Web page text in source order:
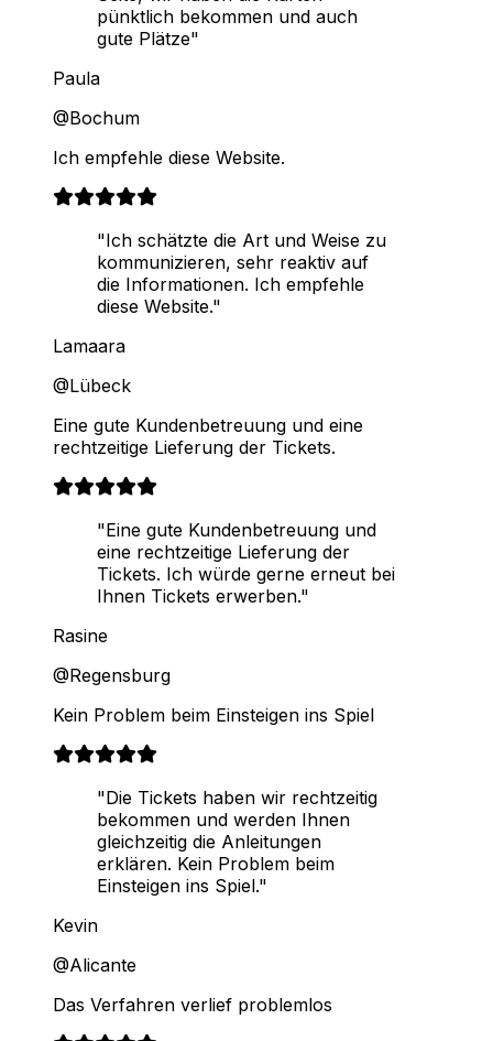
pünktlich bekommen und auch
gute Plätze"
Paula
@Bochum
Ich empfehle diese Website.
"Ich schätzte die Art und Weise zu
kommunizieren, sehr reaktiv auf
die Informationen. Ich empfehle
diese Website."
Lamaara
@Lübeck
Eine gute Kundenbetreuung und eine
rechtzeitige Lieferung der Tickets.
"Eine gute Kundenbetreuung und
eine rechtzeitige Lieferung der
Tickets. Ich würde gerne erneut bei
Ihnen Tickets erwerben."
Rasine
@Regensburg
Kein Problem beim Einsteigen ins Spiel
"Die Tickets haben wir rechtzeitig
bekommen und werden Ihnen
gleichzeitig die Anleitungen
erklären. Kein Problem beim
Einsteigen ins Spiel."
Kevin
@Alicante
Das Verfahren verlief problemlos